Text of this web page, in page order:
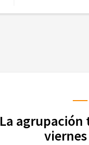
La agrupación